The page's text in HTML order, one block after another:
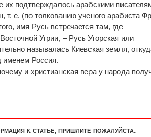
подтверждалось арабскими
е. (по толкованию ученого арабиста
имя Русь встречается там, где
Угрии, – Русь Угорская или
называлась Киевская земля,
именем Россия.
и христианская вера у народа
к статье, пришлите пожалуйста.